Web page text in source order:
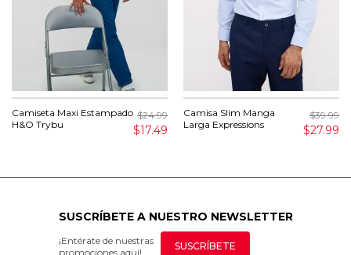
Camiseta Maxi Estampado
H&O Trybu
$24.99
$17.49
Camisa Slim Manga
Larga Expressions
$39.99
$27.99
SUSCRÍBETE A NUESTRO NEWSLETTER
¡Entérate de nuestras
promociones aquí!
SUSCRÍBETE